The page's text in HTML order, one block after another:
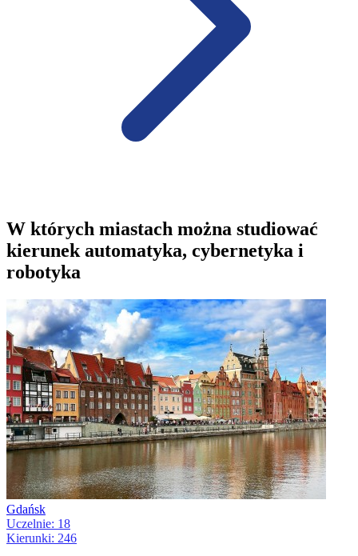
W których miastach można studiować
kierunek automatyka, cybernetyka i
robotyka
Gdańsk
Uczelnie: 18
Kierunki: 246